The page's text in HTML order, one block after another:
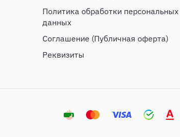
Политика обработки персональных
данных
Соглашение (Публичная оферта)
Реквизиты